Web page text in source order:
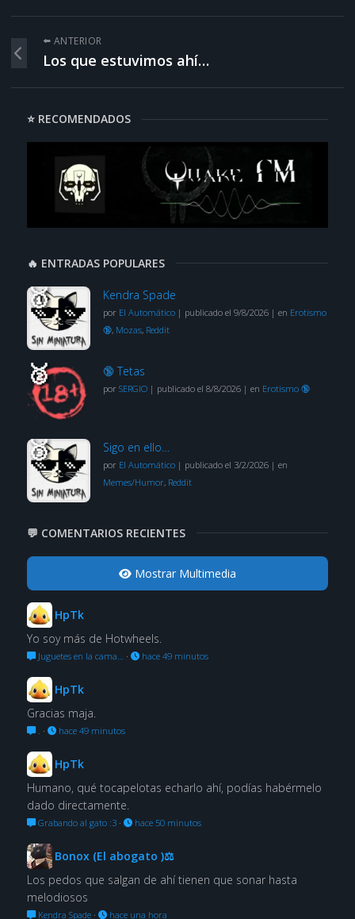
⬅️ ANTERIOR
Los que estuvimos ahí…
⭐ RECOMENDADOS
🔥 ENTRADAS POPULARES
Kendra Spade
por El Automático| publicado el 9/8/2026| en Erotismo
🔞, Mozas, Reddit
🔞 Tetas
por SERGIO| publicado el 8/8/2026| en Erotismo 🔞
Sigo en ello…
por El Automático| publicado el 3/2/2026| en
Memes/Humor, Reddit
💬 COMENTARIOS RECIENTES
Mostrar Multimedia
HpTk
Yo soy más de Hotwheels.
Juguetes en la cama… · hace 49 minutos
HpTk
Gracias maja.
. · hace 49 minutos
HpTk
Humano, qué tocapelotas echarlo ahí, podías habérmelo
dado directamente.
Grabando al gato :3· hace 50 minutos
Bonox (El abogato )⚖
Los pedos que salgan de ahí tienen que sonar hasta
melodiosos
Kendra Spade· hace una hora